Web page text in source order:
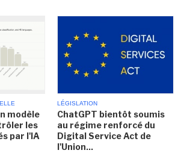
modèle
les
par l'IA
LÉGISLATION
ChatGPT bientôt soumis
au régime renforcé du
Digital Service Act de
l'Union...